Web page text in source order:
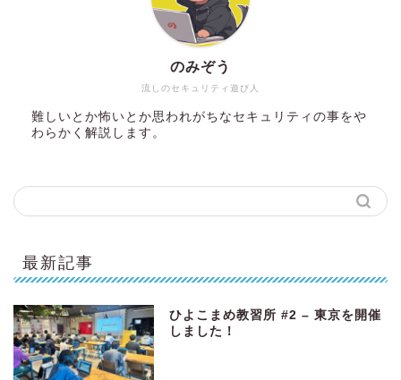
流しのセキュリティ遊び人
のみぞう
難しいとか怖いとか思われがちなセキュリティの事をや
わらかく解説します。
最新記事
ひよこまめ教習所 #2 – 東京を開催
しました！